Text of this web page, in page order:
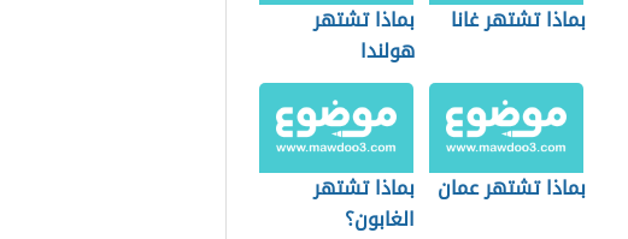
بماذا تشتهر غانا
بماذا تشتهر
هولندا
بماذا تشتهر عمان
بماذا تشتهر
الغابون؟